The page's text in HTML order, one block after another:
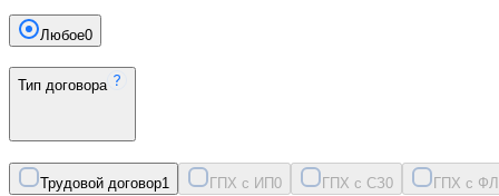
Любое0
Тип договора
Трудовой договор1 ГПХ с ИП0 ГПХ с СЗ0 ГПХ с ФЛ